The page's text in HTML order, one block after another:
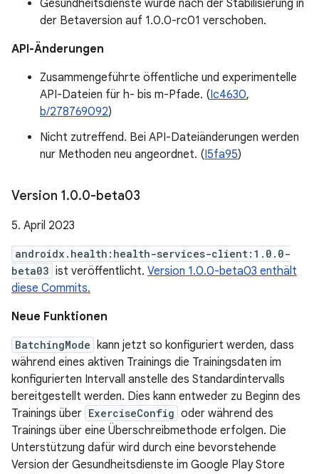
Gesundheitsdienste wurde nach der Stabilisierung in
der Betaversion auf 1.0.0-rc01 verschoben.
API-Änderungen
Zusammengeführte öffentliche und experimentelle
API-Dateien für h- bis m-Pfade. (Ic4630,
b/278769092)
Nicht zutreffend. Bei API-Dateiänderungen werden
nur Methoden neu angeordnet. (I5fa95)
Version 1.0.0-beta03
5. April 2023
androidx.health:health-services-client:1.0.0-
beta03 ist veröffentlicht. Version 1.0.0-beta03 enthält
diese Commits.
Neue Funktionen
BatchingMode kann jetzt so konfiguriert werden, dass
während eines aktiven Trainings die Trainingsdaten im
konfigurierten Intervall anstelle des Standardintervalls
bereitgestellt werden. Dies kann entweder zu Beginn des
Trainings über ExerciseConfig oder während des
Trainings über eine Überschreibmethode erfolgen. Die
Unterstützung dafür wird durch eine bevorstehende
Version der Gesundheitsdienste im Google Play Store